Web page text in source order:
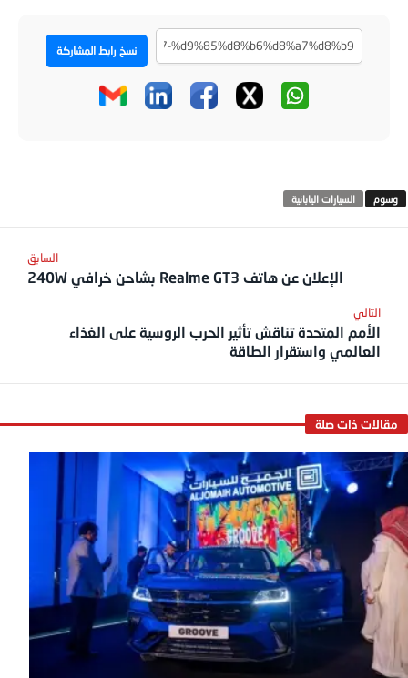
نسخ رابط المشاركة
السيارات اليابانية
الإعلان عن هاتف Realme GT3 بشاحن خرافي 240W
الأمم المتحدة تناقش تأثير الحرب الروسية على الغذاء
العالمي واستقرار الطاقة